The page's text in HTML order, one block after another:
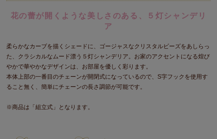
花の蕾が開くような美しさのある、５灯シャンデリ
ア
柔らかなカーブを描くシェードに、ゴージャスなクリスタルビーズをあしらっ
た、クラシカルなムード漂う５灯シャンデリア。お家のアクセントになる煌び
やかで華やかなデザインは、お部屋を優しく彩ります。
本体上部の一番目のチェーンが開閉式になっているので、S字フックを使用す
ること無く、簡単にチェーンの長さ調節が可能です。
※商品は「組立式」となります。